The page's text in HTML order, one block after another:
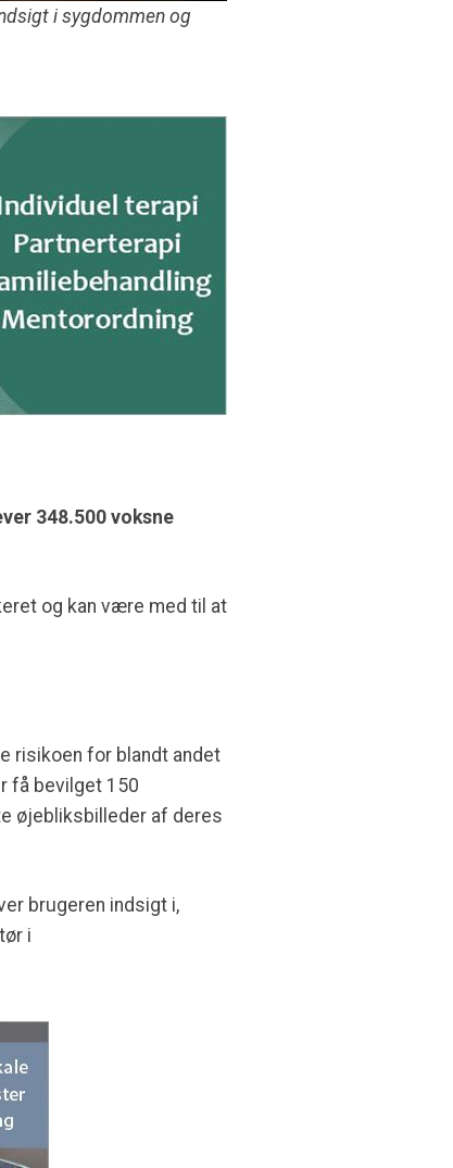
i sygdommen og
348.500 voksne
og kan være med til at
risikoen for blandt andet
få bevilget 150
øjebliksbilleder af deres
brugeren indsigt i,
i